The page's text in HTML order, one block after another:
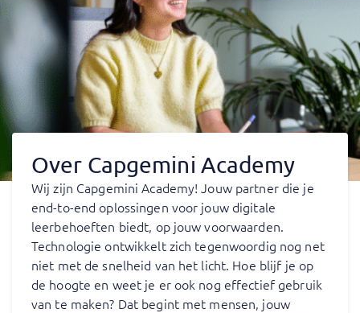
Over Capgemini Academy
Wij zijn Capgemini Academy! Jouw partner die je
end-to-end oplossingen voor jouw digitale
leerbehoeften biedt, op jouw voorwaarden.
Technologie ontwikkelt zich tegenwoordig nog net
niet met de snelheid van het licht. Hoe blijf je op
de hoogte en weet je er ook nog effectief gebruik
van te maken? Dat begint met mensen, jouw